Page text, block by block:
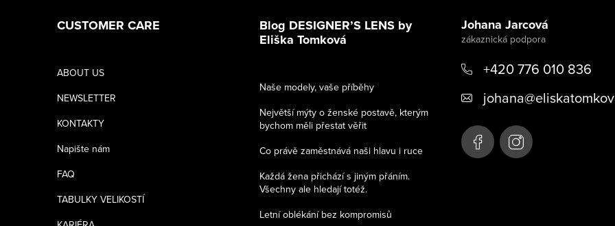
CUSTOMER CARE
ABOUT US
NEWSLETTER
KONTAKTY
Napište nám
FAQ
TABULKY VELIKOSTÍ
Blog DESIGNER’S LENS by
Eliška Tomková
Naše modely, vaše příběhy
Největší mýty o ženské postavě, kterým
bychom měli přestat věřit
Co právě zaměstnává naši hlavu i ruce
Každá žena přichází s jiným přáním.
Všechny ale hledají totéž.
Letní oblékání bez kompromisů
Johana Jarcová
+420 776 010 836
johana@